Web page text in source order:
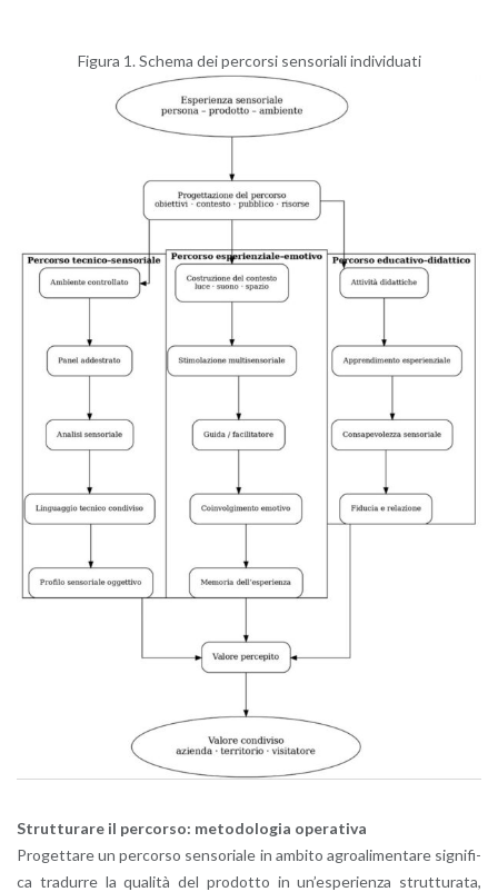
Fi­gu­ra 1. Sche­ma dei per­cor­si sen­so­ria­li in­di­vi­dua­ti
Strut­tu­ra­re il per­cor­so: me­to­do­lo­gia ope­ra­ti­va
Pro­get­ta­re un per­cor­so sen­so­ria­le in am­bi­to agroa­li­men­ta­re si­gni­fi­
ca tra­dur­re la qua­li­tà del pro­dot­to in un’e­spe­rien­za strut­tu­ra­ta,